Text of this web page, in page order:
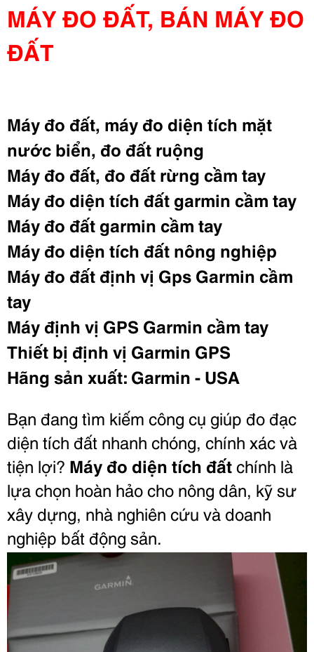
MÁY ĐO ĐẤT, BÁN MÁY ĐO
ĐẤT
Máy đo đất, máy đo diện tích mặt
nước biển, đo đất ruộng
Máy đo đất, đo đất rừng cầm tay
Máy đo diện tích đất garmin cầm tay
Máy đo đất garmin cầm tay
Máy đo diện tích đất nông nghiệp
Máy đo đất định vị Gps Garmin cầm
tay
Máy định vị GPS Garmin cầm tay
Thiết bị định vị Garmin GPS
Hãng sản xuất: Garmin - USA
Bạn đang tìm kiếm công cụ giúp đo đạc
diện tích đất nhanh chóng, chính xác và
tiện lợi? Máy đo diện tích đấtchính là
lựa chọn hoàn hảo cho nông dân, kỹ sư
xây dựng, nhà nghiên cứu và doanh
nghiệp bất động sản.